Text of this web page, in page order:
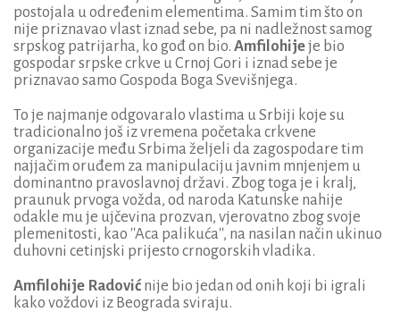
postojala u određenim elementima. Samim tim što on
nije priznavao vlast iznad sebe, pa ni nadležnost samog
srpskog patrijarha, ko gođ on bio. Amfilohijeje bio
gospodar srpske crkve u Crnoj Gori i iznad sebe je
priznavao samo Gospoda Boga Svevišnjega.
To je najmanje odgovaralo vlastima u Srbiji koje su
tradicionalno još iz vremena početaka crkvene
organizacije među Srbima željeli da zagospodare tim
najjačim oruđem za manipulaciju javnim mnjenjem u
dominantno pravoslavnoj državi. Zbog toga je i kralj,
praunuk prvoga vožda, od naroda Katunske nahije
odakle mu je ujčevina prozvan, vjerovatno zbog svoje
plemenitosti, kao ''Aca palikuća'', na nasilan način ukinuo
duhovni cetinjski prijesto crnogorskih vladika.
Amfilohije Radović nije bio jedan od onih koji bi igrali
kako voždovi iz Beograda sviraju.